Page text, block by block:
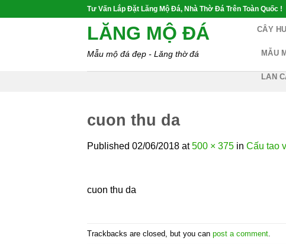
Tư Vấn Lắp Đặt Lăng Mộ Đá, Nhà Thờ Đá Trên Toàn Quốc !
LĂNG MỘ ĐÁ
Mẫu mộ đá đẹp - Lăng thờ đá
CÂY
MẪU
LAN
cuon thu da
Published 02/06/2018 at500 × 375 in Cấu tao
cuon thu da
Trackbacks are closed, but you can post a comment